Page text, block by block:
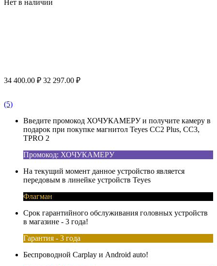
Нет в наличии
34 400.00 ₽ 32 297.00 ₽
(5)
Введите промокод ХОЧУКАМЕРУ и получите камеру в
подарок при покупке магнитол Teyes CC2 Plus, CC3,
TPRO 2
Промокод: ХОЧУКАМЕРУ
На текущий момент данное устройство является
передовым в линейке устройств Teyes
Флагман
Срок гарантийного обслуживания головных устройств
в магазине - 3 года!
Гарантия - 3 года
Беспроводной Carplay и Android auto!